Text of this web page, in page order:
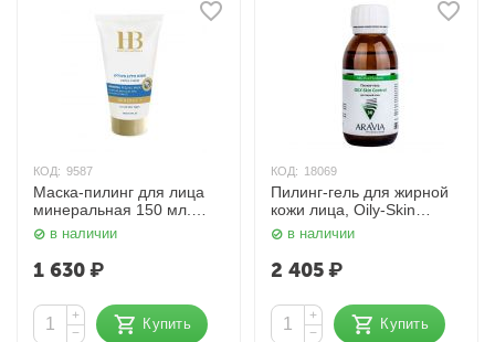
КОД: 9587
Маска-пилинг для лица
минеральная 150 мл.
H&Bв наличии
1 630₽
+
−
Купить
КОД: 18069
Пилинг-гель для жирной
кожи лица, Oily-Skin
Control 100 мл. Aravia
в наличии
2 405₽
+
−
Купить